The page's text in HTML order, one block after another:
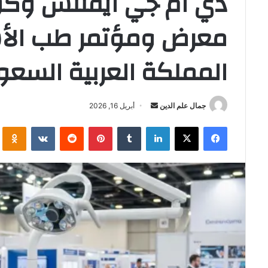
معرض ومؤتمر طب
المملكة العربية
جمال علم الدين
أرسل
إلكترونيا
أبريل 16, 2026
فيسبوك ‫X لينكدإن بينتيريست